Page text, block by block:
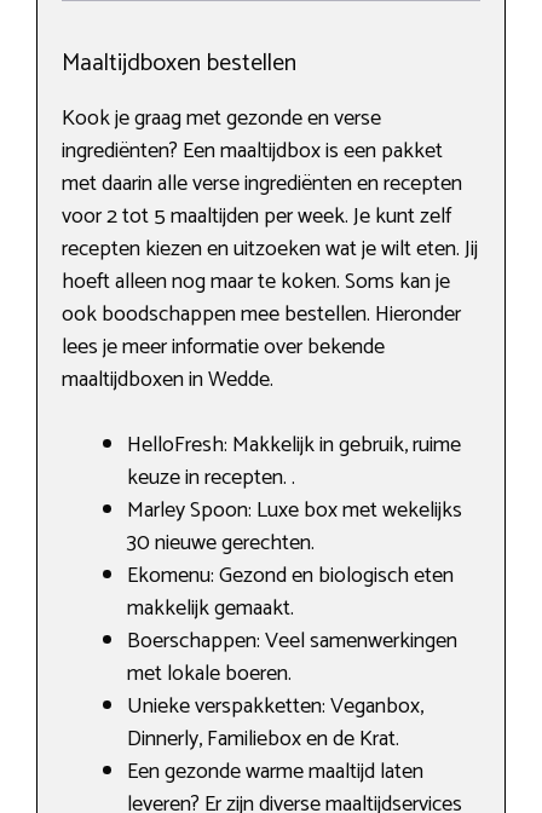
Maaltijdboxen bestellen
Kook je graag met gezonde en verse
ingrediënten? Een maaltijdbox is een pakket
met daarin alle verse ingrediënten en recepten
voor 2 tot 5 maaltijden per week. Je kunt zelf
recepten kiezen en uitzoeken wat je wilt eten. Jij
hoeft alleen nog maar te koken. Soms kan je
ook boodschappen mee bestellen. Hieronder
lees je meer informatie over bekende
maaltijdboxen in Wedde.
HelloFresh: Makkelijk in gebruik, ruime
keuze in recepten. .
Marley Spoon: Luxe box met wekelijks
30 nieuwe gerechten.
Ekomenu: Gezond en biologisch eten
makkelijk gemaakt.
Boerschappen: Veel samenwerkingen
met lokale boeren.
Unieke verspakketten: Veganbox,
Dinnerly, Familiebox en de Krat.
Een gezonde warme maaltijd laten
leveren? Er zijn diverse maaltijdservices